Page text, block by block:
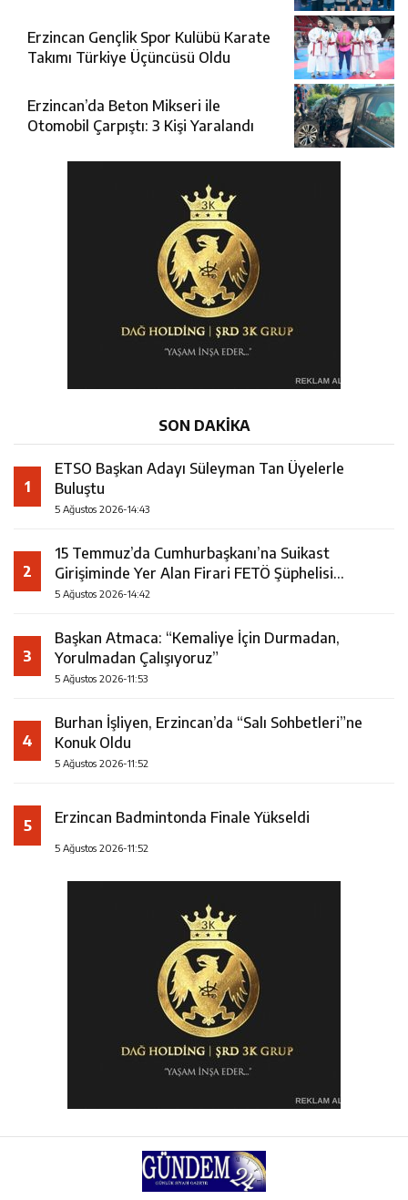
Erzincan Gençlik Spor Kulübü Karate
Takımı Türkiye Üçüncüsü Oldu
Erzincan’da Beton Mikseri ile
Otomobil Çarpıştı: 3 Kişi Yaralandı
SON DAKİKA
1
ETSO Başkan Adayı Süleyman Tan Üyelerle
Buluştu
5 Ağustos 2026-14:43
2
15 Temmuz’da Cumhurbaşkanı’na Suikast
Girişiminde Yer Alan Firari FETÖ Şüphelisi
Yakalandı
5 Ağustos 2026-14:42
3
Başkan Atmaca: “Kemaliye İçin Durmadan,
Yorulmadan Çalışıyoruz”
5 Ağustos 2026-11:53
4
Burhan İşliyen, Erzincan’da “Salı Sohbetleri”ne
Konuk Oldu
5 Ağustos 2026-11:52
5 Erzincan Badmintonda Finale Yükseldi
5 Ağustos 2026-11:52